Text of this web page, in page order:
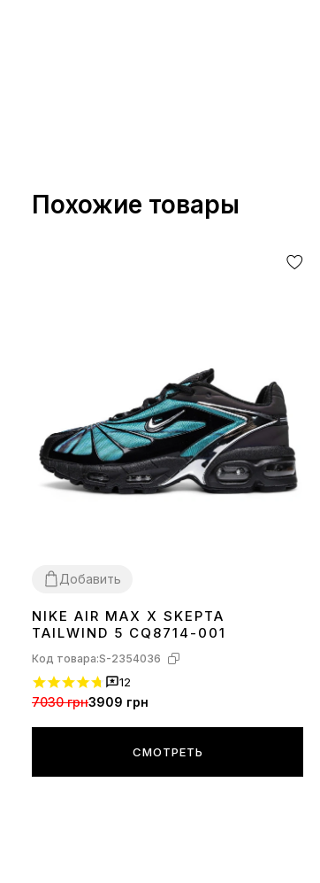
Похожие товары
Добавить
4041 4244
NIKE AIR MAX X SKEPTA
TAILWIND 5 CQ8714-001
Код товара:S-2354036
12
7030 грн3909 грн
СМОТРЕТЬ